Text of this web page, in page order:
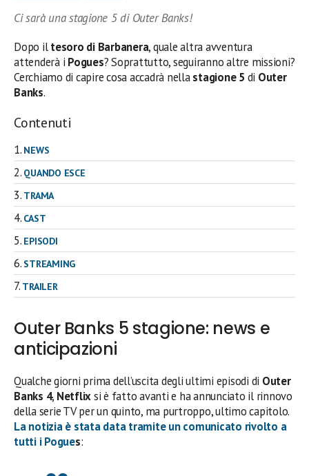
Ci sarà una stagione 5 di Outer Banks!
Dopo iltesoro di Barbanera, quale altra avventura
attenderà i Pogues? Soprattutto, seguiranno altre missioni?
Cerchiamo di capire cosa accadrà nellastagione 5 di Outer
Banks.
Contenuti
NEWS
QUANDO ESCE
TRAMA
CAST
EPISODI
STREAMING
TRAILER
Outer Banks 5 stagione: news e
anticipazioni
Qualche giorni prima dell’uscita degli ultimi episodi di Outer
Banks 4, Netflixsi è fatto avanti e ha annunciato il rinnovo
della serie TV per un quinto, ma purtroppo, ultimo capitolo.
La notizia è stata data tramite un comunicato rivolto a
tutti iPogues: